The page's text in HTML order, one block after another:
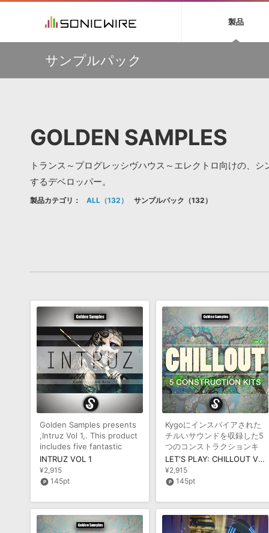
製品
製品一覧
ランキング
製品一覧
DAW »
【50％OFF】Soundiron 期間限定セール！人気のクワイ
【AudioThing】古典的なラテン・サウンドを収録した
『LATIN PERCUSSION』が51％OFF！
ック音源 / エフェクト最大75%OFF！
特集一覧
VOCALOID4 ENGINE製品サポート
DTM初心
APS
分離サービス
規制作・
鏡音リン・レン
ソフト音源 プラグ
サンプルパック
GOLDEN SAMPLES
トランス～プログレッシヴハウス～エレクトロ向けの、
するデベロッパー。
製品カテゴリ： ALL 132 サンプルパック 132
Golden Samples presents
,Intruz Vol 1,. This product
includes five fantastic
Construction Kits inspi
INTRUZ VOL 1
¥2,915
145pt
Kygoにインスパイアされた
チルいサウンドを収録した5
つのコンストラクションキ
ット集
LET'S PLAY: CHILLOUT VOL 2
¥2,915
145pt